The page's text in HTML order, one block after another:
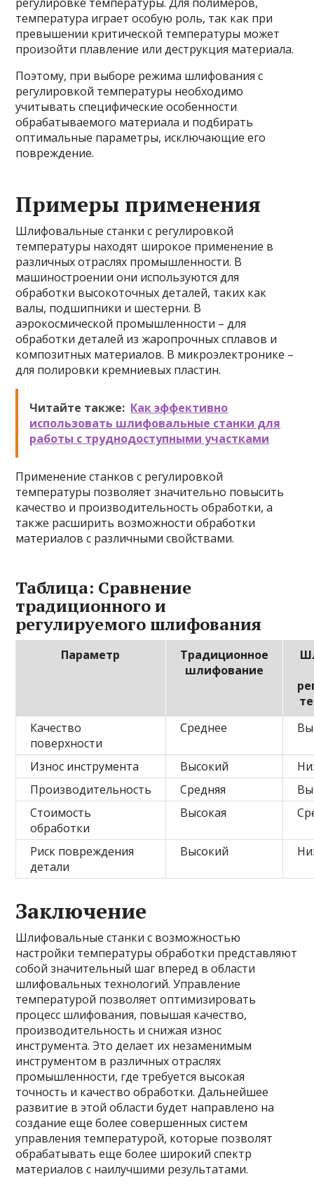
температура играет особую роль, так как при
превышении критической температуры может
произойти плавление или деструкция материала.
Поэтому, при выборе режима шлифования с
регулировкой температуры необходимо
учитывать специфические особенности
обрабатываемого материала и подбирать
оптимальные параметры, исключающие его
повреждение.
Примеры применения
Шлифовальные станки с регулировкой
температуры находят широкое применение в
различных отраслях промышленности. В
машиностроении они используются для
обработки высокоточных деталей, таких как
валы, подшипники и шестерни. В
аэрокосмической промышленности – для
обработки деталей из жаропрочных сплавов и
композитных материалов. В микроэлектронике –
для полировки кремниевых пластин.
Читайте также: Как эффективно
использовать шлифовальные станки для
работы с труднодоступными участками
Применение станков с регулировкой
температуры позволяет значительно повысить
качество и производительность обработки, а
также расширить возможности обработки
материалов с различными свойствами.
Таблица: Сравнение
традиционного и
регулируемого шлифования
Параметр
Традиционное
шлифование
Качество
поверхности
Среднее
Износ инструмента Высокий
Производительность
Средняя
Стоимость
обработки
Высокая
Риск повреждения
детали
Высокий
Заключение
Шлифовальные станки с возможностью
настройки температуры обработки представляют
собой значительный шаг вперед в области
шлифовальных технологий. Управление
температурой позволяет оптимизировать
процесс шлифования, повышая качество,
производительность и снижая износ
инструмента. Это делает их незаменимым
инструментом в различных отраслях
промышленности, где требуется высокая
точность и качество обработки. Дальнейшее
развитие в этой области будет направлено на
создание еще более совершенных систем
управления температурой, которые позволят
обрабатывать еще более широкий спектр
материалов с наилучшими результатами.